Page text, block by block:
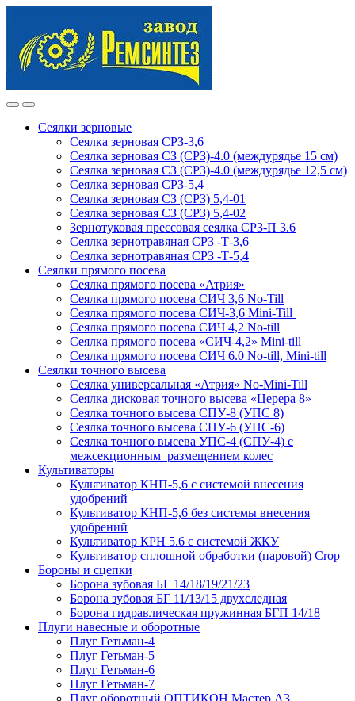
navigation
content
Сеялки зерновые
Сеялка зерновая СРЗ-3,6
Сеялка зерновая СЗ (СРЗ)-4.0 (междурядье 15 см)
Сеялка зерновая СЗ (СРЗ)-4.0 (междурядье 12,5 см)
Сеялка зерновая СРЗ-5,4
Сеялка зерновая СЗ (СРЗ) 5,4-01
Сеялка зерновая СЗ (СРЗ) 5,4-02
Зернотуковая прессовая сеялка СРЗ-П 3.6
Сеялка зернотравяная СРЗ -Т-3,6
Сеялка зернотравяная СРЗ -Т-5,4
Сеялки прямого посева
Сеялка прямого посева «Атрия»
Сеялка прямого посева СИЧ 3,6 No-Till
Сеялка прямого посева СИЧ-3,6 Mini-Till
Сеялка прямого посева СИЧ 4,2 No-till
Сеялка прямого посева «СИЧ-4,2» Mini-till
Сеялка прямого посева СИЧ 6.0 No-till, Mini-till
Сеялки точного высева
Сеялка универсальная «Атрия» No-Mini-Till
Сеялка дисковая точного высева «Церера 8»
Сеялка точного высева СПУ-8 (УПС 8)
Сеялка точного высева СПУ-6 (УПС-6)
Сеялка точного высева УПС-4 (СПУ-4) с
межсекционным размещением колес
Культиваторы
Культиватор КНП-5,6 с системой внесения
удобрений
Культиватор КНП-5,6 без системы внесения
удобрений
Культиватор КРН 5.6 с системой ЖКУ
Культиватор сплошной обработки (паровой) Crop
Бороны и сцепки
Борона зубовая БГ 14/18/19/21/23
Борона зубовая БГ 11/13/15 двухследная
Борона гидравлическая пружинная БГП 14/18
Плуги навесные и оборотные
Плуг Гетьман-4
Плуг Гетьман-5
Плуг Гетьман-6
Плуг Гетьман-7
Плуг оборотный ОПТИКОН Мастер А3